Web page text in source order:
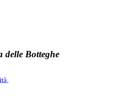
delle Botteghe